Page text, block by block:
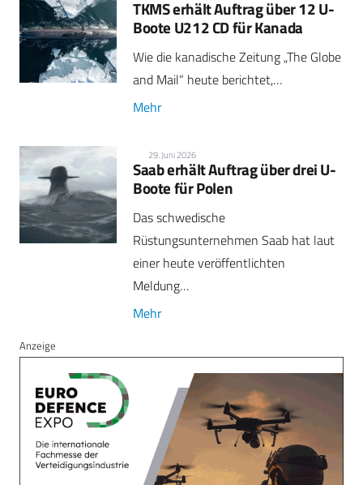
TKMS erhält Auftrag über 12 U-
Boote U212 CD für Kanada
Wie die kanadische Zeitung „The Globe
and Mail“ heute berichtet,…
Mehr
29. Juni 2026
Saab erhält Auftrag über drei U-
Boote für Polen
Das schwedische
Rüstungsunternehmen Saab hat laut
einer heute veröffentlichten
Meldung…
Mehr
Anzeige